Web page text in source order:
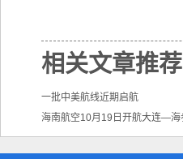
相关文章推荐
一批中美航线近期启航
海南航空10月19日开航大连—海